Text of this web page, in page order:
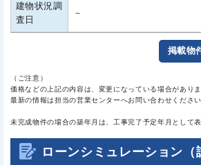
建物状況調
査日
－
掲載物
（ご注意）
価格などの上記の内容は、変更になっている場合がありま
最新の情報は担当の営業センターへお問い合わせください
未完成物件の場合の築年月は、工事完了予定年月として表
ローンシミュレーション（